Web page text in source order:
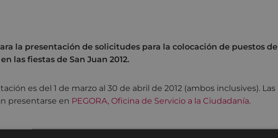
la presentación de solicitudes para la colocación de puestos de
las fiestas de San Juan 2012.
es del 1 de marzo al 30 de abril de 2012 (ambos inclusives). Las
presentarse en PEGORA, Oficina de Servicio a la Ciudadanía.